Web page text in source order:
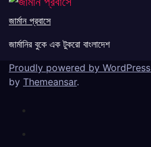
জার্মান প্রবাসে
জার্মানির বুকে এক টুকরো বাংলাদেশ
Proudly powered by WordPress
by Themeansar.